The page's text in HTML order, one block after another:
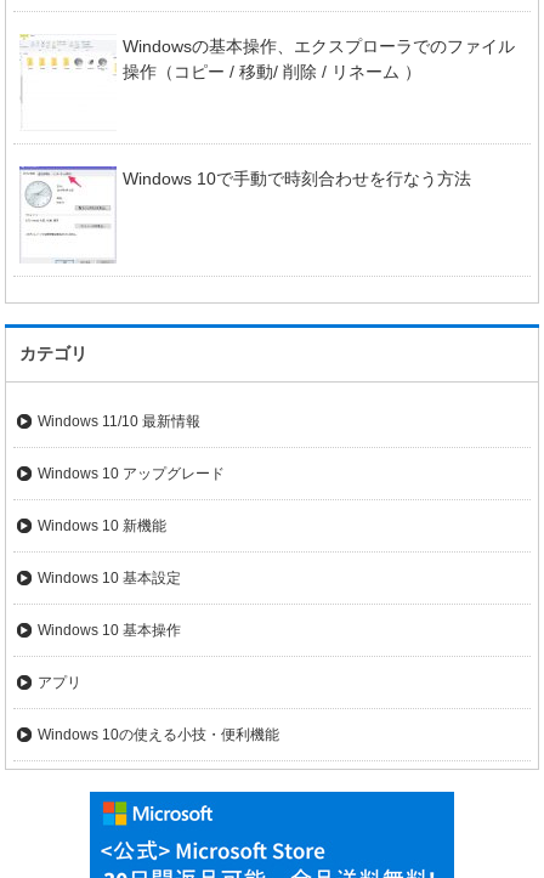
Windowsの基本操作、エクスプローラでのファイル
操作（コピー / 移動/ 削除 / リネーム ）
Windows 10で手動で時刻合わせを行なう方法
カテゴリ
Windows 11/10 最新情報
Windows 10 アップグレード
Windows 10 新機能
Windows 10 基本設定
Windows 10 基本操作
アプリ
Windows 10の使える小技・便利機能